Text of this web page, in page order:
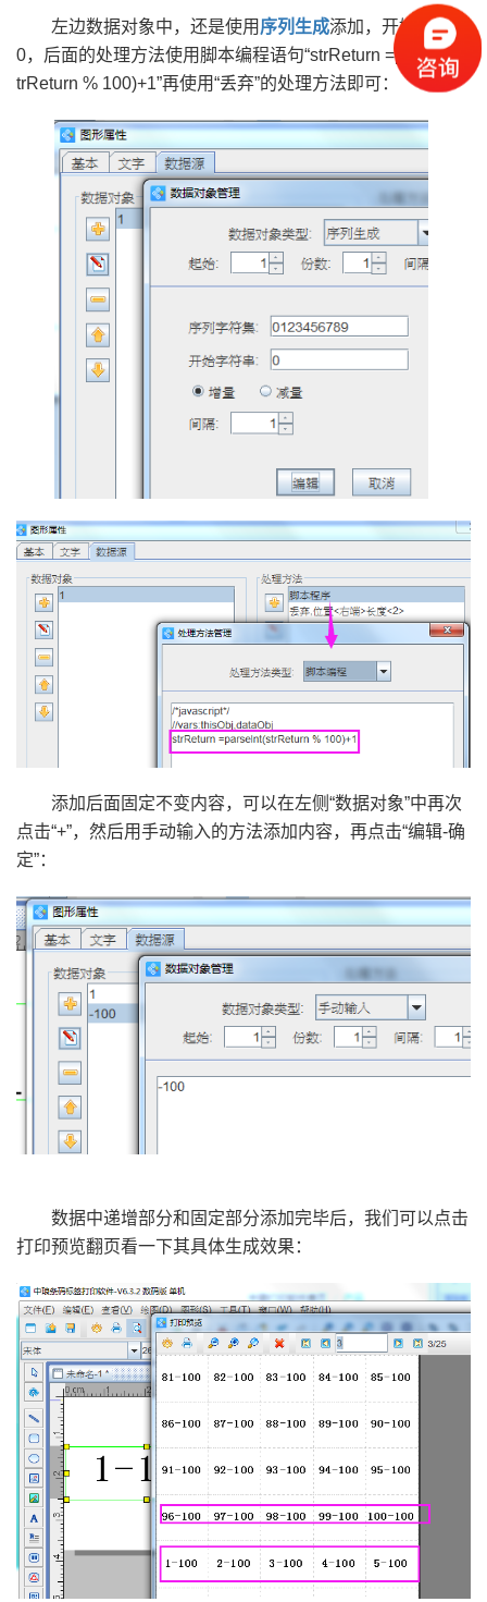
左边数据对象中，还是使用 序列生成添加，开始字符为
0，后面的处理方法使用脚本编程语句“strReturn =parseInt(s
trReturn % 100)+1”再使用“丢弃”的处理方法即可：
添加后面固定不变内容，可以在左侧“数据对象”中再次
点击“+”，然后用手动输入的方法添加内容，再点击“编辑-确
定”：
数据中递增部分和固定部分添加完毕后，我们可以点击
打印预览翻页看一下其具体生成效果：